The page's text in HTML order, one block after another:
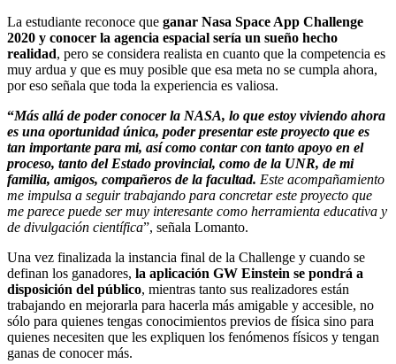
La estudiante reconoce que ganar Nasa Space App Challenge
2020 y conocer la agencia espacial sería un sueño hecho
realidad, pero se considera realista en cuanto que la competencia es
muy ardua y que es muy posible que esa meta no se cumpla ahora,
por eso señala que toda la experiencia es valiosa.
“Más allá de poder conocer la NASA, lo que estoy viviendo ahora
es una oportunidad única, poder presentar este proyecto que es
tan importante para mi, así como contar con tanto apoyo en el
proceso, tanto del Estado provincial, como de la UNR, de mi
familia, amigos, compañeros de la facultad. Este acompañamiento
me impulsa a seguir trabajando para concretar este proyecto que
me parece puede ser muy interesante como herramienta educativa y
de divulgación científica”, señala Lomanto.
Una vez finalizada la instancia final de la Challenge y cuando se
definan los ganadores, la aplicación GW Einstein se pondrá a
disposición del público, mientras tanto sus realizadores están
trabajando en mejorarla para hacerla más amigable y accesible, no
sólo para quienes tengas conocimientos previos de física sino para
quienes necesiten que les expliquen los fenómenos físicos y tengan
ganas de conocer más.